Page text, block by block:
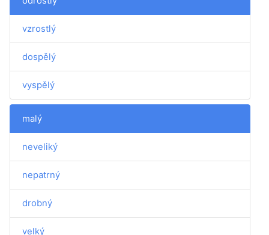
vzrostlý
dospělý
vyspělý
malý
neveliký
nepatrný
drobný
velký